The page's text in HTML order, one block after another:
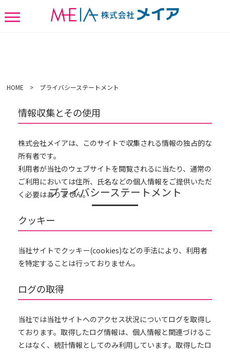
プライバシーステートメント
HOME > プライバシーステートメント
情報収集とその使用
株式会社メイアは、このサイトで収集される情報の独占的な
所有者です。
利用者が当社のウェブサイトを閲覧されるに当たり、通常の
ご利用においては住所、氏名などの個人情報をご提供いただ
く必要はありません。
クッキー
当社サイトでクッキー(cookies)などの手法により、利用者
を特定することは行っておりません。
ログの取得
当社では当社サイトへのアクセス状況についてログを取得し
ております。取得したログ情報は、個人情報と関連づけるこ
とはなく、統計情報としてのみ利用しています。取得したロ